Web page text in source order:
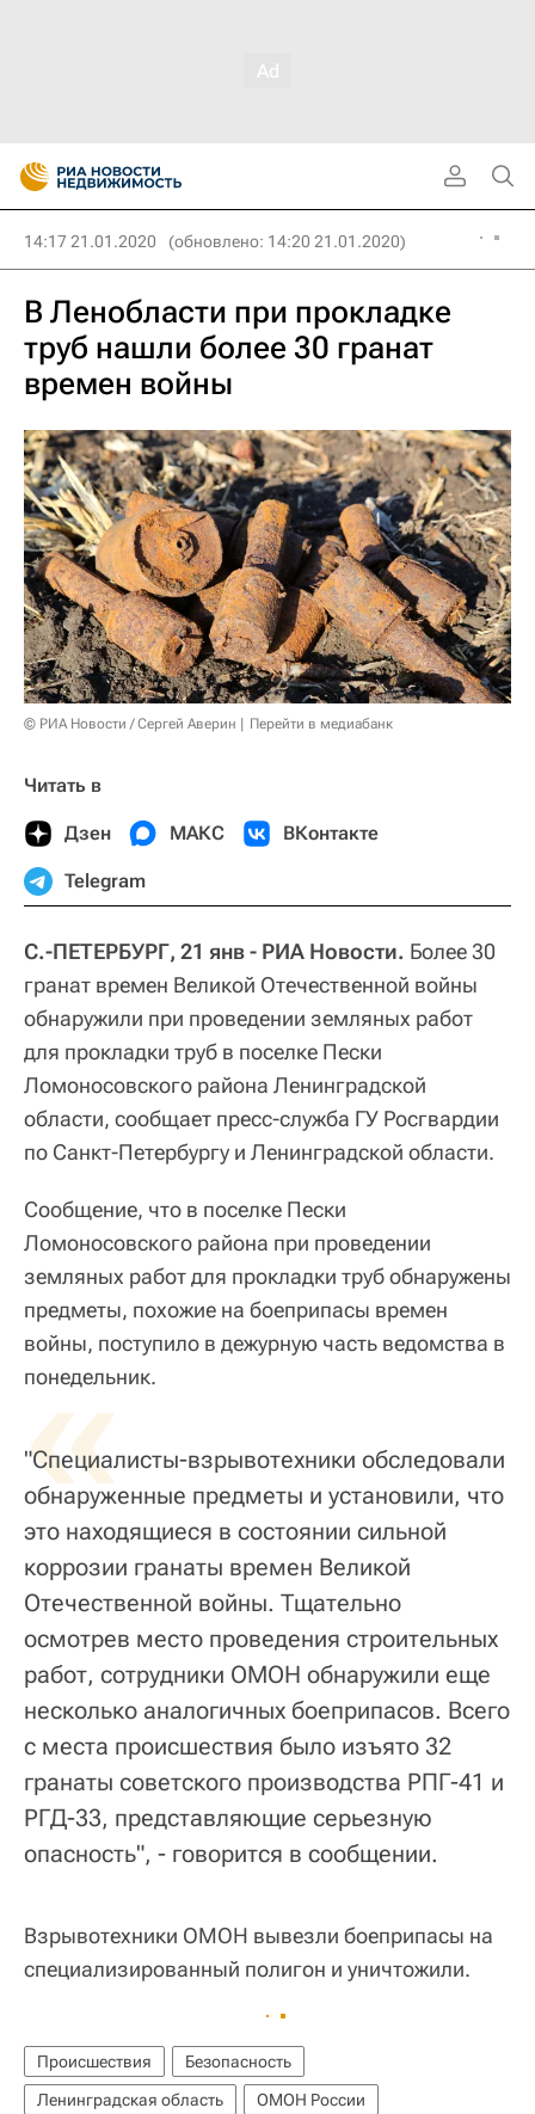
14:17 21.01.2020 (обновлено: 14:20 21.01.2020)
В Ленобласти при прокладке
труб нашли более 30 гранат
времен войны
© РИА Новости / Сергей Аверин Перейти в медиабанк
Читать в
Дзен МАКС ВКонтакте
Telegram
С.-ПЕТЕРБУРГ, 21 янв - РИА Новости. Более 30
гранат времен Великой Отечественной войны
обнаружили при проведении земляных работ
для прокладки труб в поселке Пески
Ломоносовского района Ленинградской
области, сообщает пресс-служба ГУ Росгвардии
по Санкт-Петербургу и Ленинградской области.
Сообщение, что в поселке Пески
Ломоносовского района при проведении
земляных работ для прокладки труб обнаружены
предметы, похожие на боеприпасы времен
войны, поступило в дежурную часть ведомства в
понедельник.
«
"Специалисты-взрывотехники обследовали
обнаруженные предметы и установили, что
это находящиеся в состоянии сильной
коррозии гранаты времен Великой
Отечественной войны. Тщательно
осмотрев место проведения строительных
работ, сотрудники ОМОН обнаружили еще
несколько аналогичных боеприпасов. Всего
с места происшествия было изъято 32
гранаты советского производства РПГ-41 и
РГД-33, представляющие серьезную
опасность", - говорится в сообщении.
Взрывотехники ОМОН вывезли боеприпасы на
специализированный полигон и уничтожили.
Происшествия
Безопасность
Ленинградская область
ОМОН России